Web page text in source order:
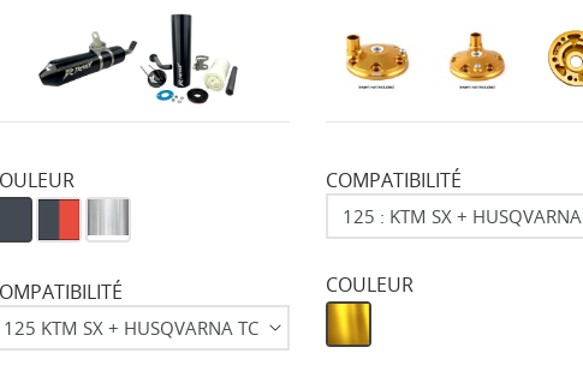
COMPATIBILITÉ
COULEUR